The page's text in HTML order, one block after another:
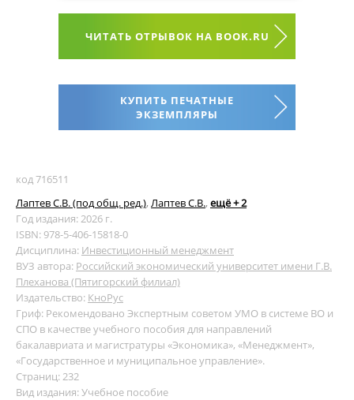
ЧИТАТЬ ОТРЫВОК НА BOOK.RU
КУПИТЬ ПЕЧАТНЫЕ
ЭКЗЕМПЛЯРЫ
код 716511
Лаптев С.В. (под общ. ред.), Лаптев С.В., ещё + 2
Год издания: 2026 г.
ISBN: 978-5-406-15818-0
Дисциплина: Инвестиционный менеджмент
ВУЗ автора: Российский экономический университет имени Г.В.
Плеханова (Пятигорский филиал)
Издательство: КноРус
Гриф: Рекомендовано Экспертным советом УМО в системе ВО и
СПО в качестве учебного пособия для направлений
бакалавриата и магистратуры «Экономика», «Менеджмент»,
«Государственное и муниципальное управление».
Страниц: 232
Вид издания: Учебное пособие